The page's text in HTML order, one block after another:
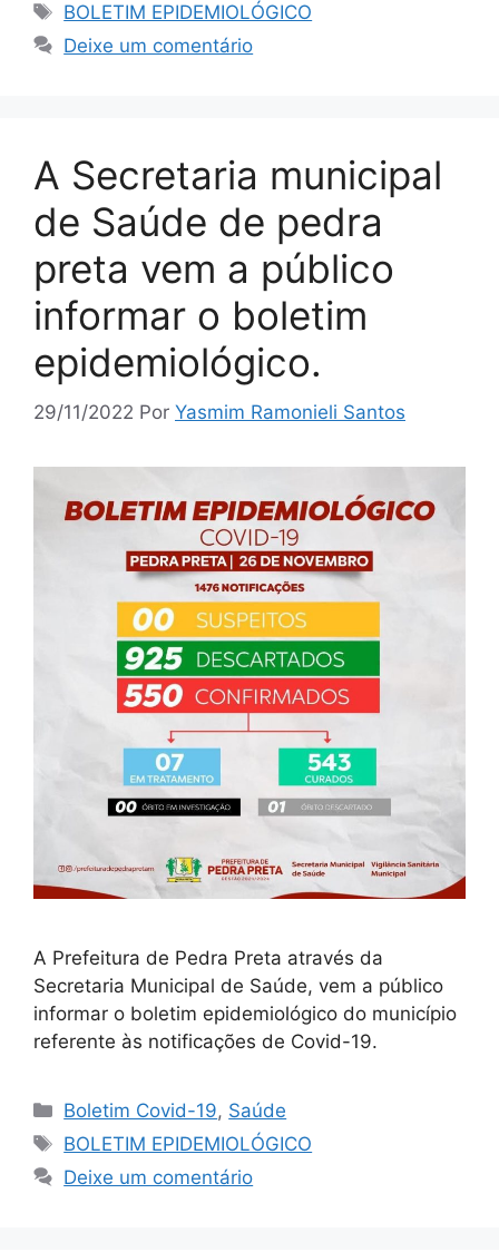
BOLETIM EPIDEMIOLÓGICO
Deixe um comentário
A Secretaria municipal
de Saúde de pedra
preta vem a público
informar o boletim
epidemiológico.
29/11/2022 Por Yasmim Ramonieli Santos
A Prefeitura de Pedra Preta através da
Secretaria Municipal de Saúde, vem a público
informar o boletim epidemiológico do município
referente às notificações de Covid-19.
Boletim Covid-19, Saúde
BOLETIM EPIDEMIOLÓGICO
Deixe um comentário